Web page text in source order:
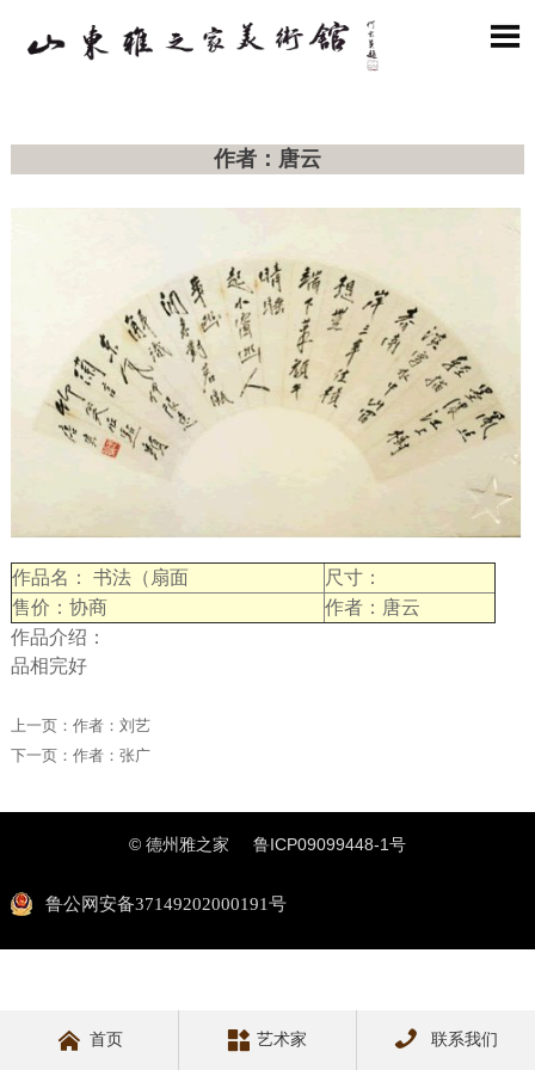

作者：唐云
作品名： 书法（扇面
尺寸：
售价：协商
作者：唐云
作品介绍：
品相完好
上一页： 作者：刘艺
下一页： 作者：张广
© 德州雅之家 鲁ICP09099448-1号
鲁公网安备37149202000191号
 首页  艺术家  联系我们